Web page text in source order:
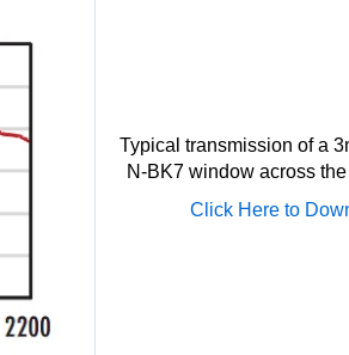
Typical transmission of a
N-BK7 window across
Click Here to